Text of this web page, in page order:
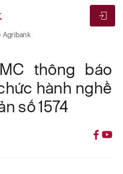
Agribank
thông báo
hành nghề
số 1574